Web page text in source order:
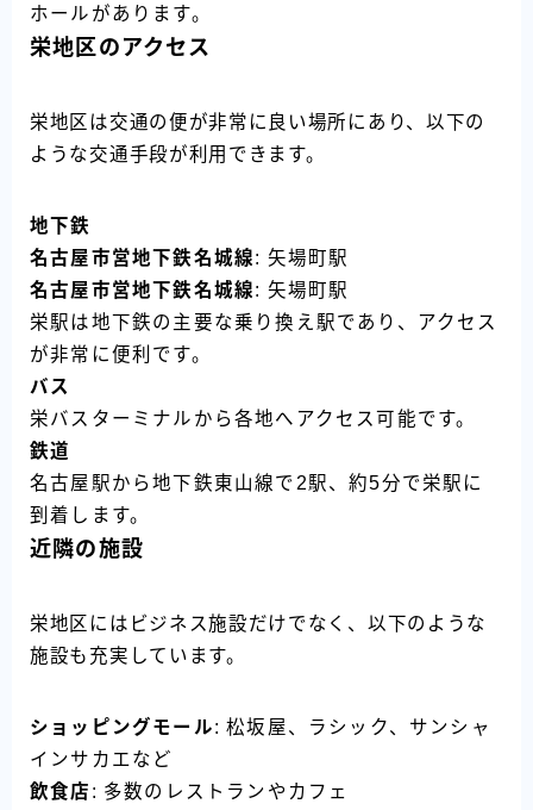
ホールがあります。
栄地区のアクセス
栄地区は交通の便が非常に良い場所にあり、以下の
ような交通手段が利用できます。
地下鉄
名古屋市営地下鉄名城線: 矢場町駅
名古屋市営地下鉄名城線: 矢場町駅
栄駅は地下鉄の主要な乗り換え駅であり、アクセス
が非常に便利です。
バス
栄バスターミナルから各地へアクセス可能です。
鉄道
名古屋駅から地下鉄東山線で2駅、約5分で栄駅に
到着します。
近隣の施設
栄地区にはビジネス施設だけでなく、以下のような
施設も充実しています。
ショッピングモール: 松坂屋、ラシック、サンシャ
インサカエなど
飲食店 : 多数のレストランやカフェ